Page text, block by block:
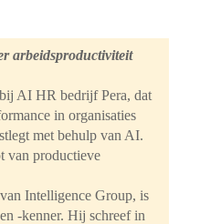
arbeidsproductiviteit
AI HR bedrijf Pera, dat
in organisaties
met behulp van AI.
van productieve
Intelligence Group, is
-kenner. Hij schreef in